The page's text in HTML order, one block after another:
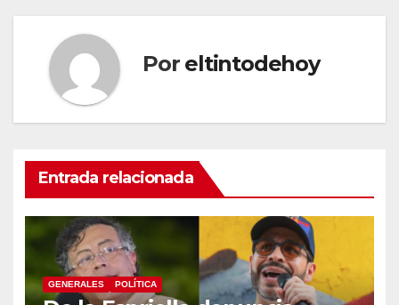
Por eltintodehoy
Entrada relacionada
GENERALES POLÍTICA